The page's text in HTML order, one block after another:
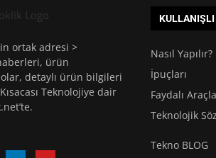
ortak adresi >
ürün
detaylı ürün bilgileri
Teknolojiye dair
Nasıl Yapılır?
İpuçları
Faydalı
Teknolojik
Tekno BLOG